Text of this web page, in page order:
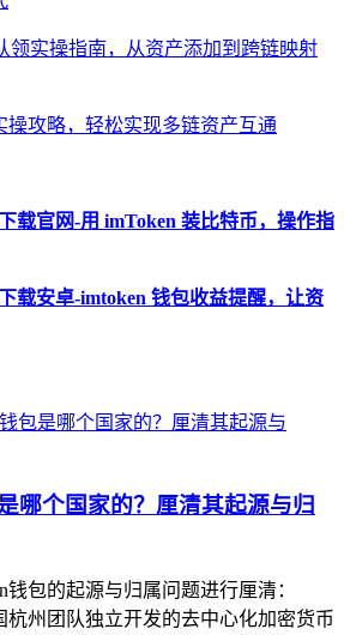
领实操指南，从资产添加到跨链映射
操攻略，轻松实现多链资产互通
载官网-用 imToken 装比特币，操作指
载安卓-imtoken 钱包收益提醒，让资
哪个国家的？厘清其起源与归
钱包的起源与归属问题进行厘清：
杭州团队独立开发的去中心化加密货币